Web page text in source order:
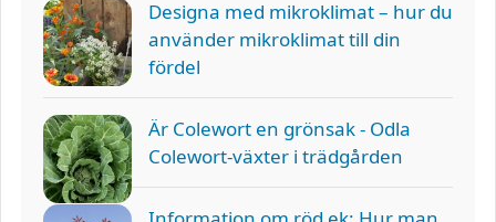
Designa med mikroklimat – hur du
använder mikroklimat till din
fördel
Är Colewort en grönsak - Odla
Colewort-växter i trädgården